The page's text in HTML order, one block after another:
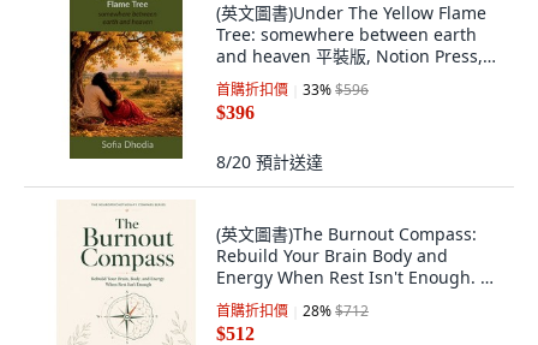
(英文圖書)Under The Yellow Flame
Tree: somewhere between earth
and heaven 平裝版, Notion Press,
英文
首購折扣價 33%$596
$396
8/20 預計送達
(英文圖書)The Burnout Compass:
Rebuild Your Brain Body and
Energy When Rest Isn't Enough. 平
裝版, Independently Published, 英
文
首購折扣價 28%$712
$512